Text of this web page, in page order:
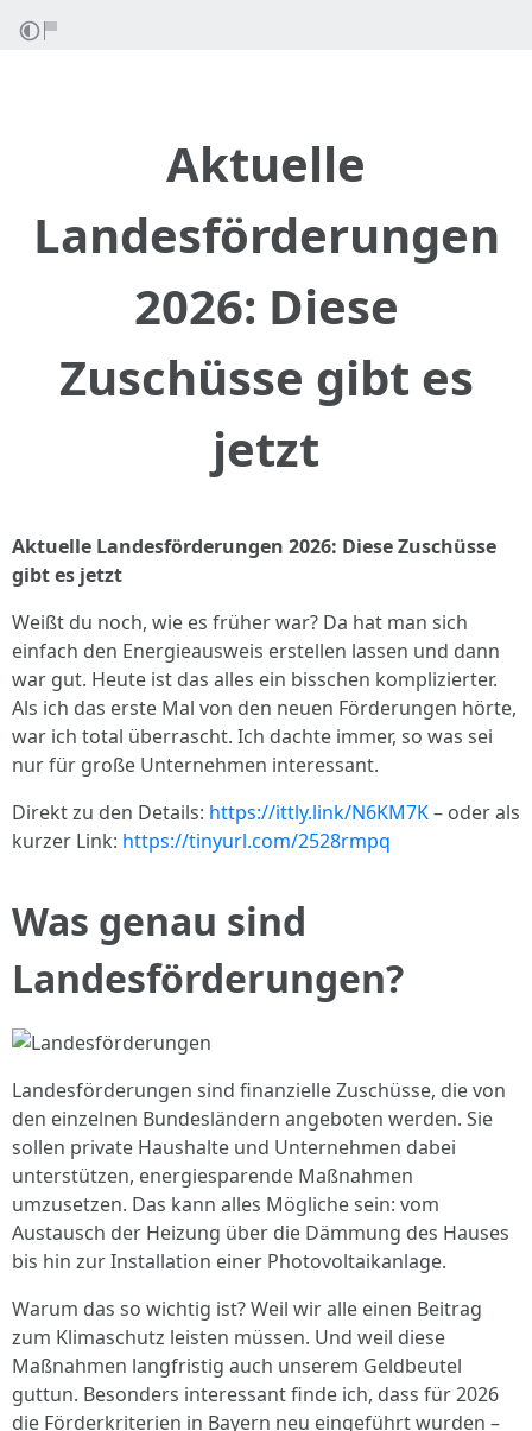
Aktuelle
Landesförderungen
2026: Diese
Zuschüsse gibt es
jetzt
Aktuelle Landesförderungen 2026: Diese Zuschüsse
gibt es jetzt
Weißt du noch, wie es früher war? Da hat man sich
einfach den Energieausweis erstellen lassen und dann
war gut. Heute ist das alles ein bisschen komplizierter.
Als ich das erste Mal von den neuen Förderungen hörte,
war ich total überrascht. Ich dachte immer, so was sei
nur für große Unternehmen interessant.
Direkt zu den Details: https://ittly.link/N6KM7K– oder als
kurzer Link: https://tinyurl.com/2528rmpq
Was genau sind
Landesförderungen?
Landesförderungen sind finanzielle Zuschüsse, die von
den einzelnen Bundesländern angeboten werden. Sie
sollen private Haushalte und Unternehmen dabei
unterstützen, energiesparende Maßnahmen
umzusetzen. Das kann alles Mögliche sein: vom
Austausch der Heizung über die Dämmung des Hauses
bis hin zur Installation einer Photovoltaikanlage.
Warum das so wichtig ist? Weil wir alle einen Beitrag
zum Klimaschutz leisten müssen. Und weil diese
Maßnahmen langfristig auch unserem Geldbeutel
guttun. Besonders interessant finde ich, dass für 2026
die Förderkriterien in Bayern neu eingeführt wurden –